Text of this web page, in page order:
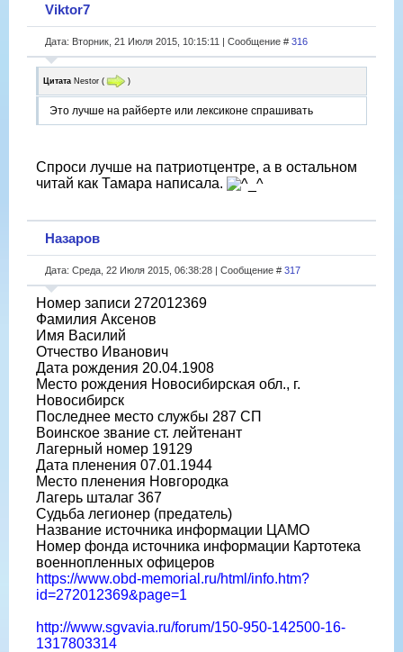
Viktor7
Дата: Вторник, 21 Июля 2015, 10:15:11 | Сообщение # 316
Цитата Nestor ( )
Это лучше на райберте или лексиконе спрашивать
Спроси лучше на патриотцентре, а в остальном
читай как Тамара написала.
Назаров
Дата: Среда, 22 Июля 2015, 06:38:28 | Сообщение # 317
Номер записи 272012369
Фамилия Аксенов
Имя Василий
Отчество Иванович
Дата рождения 20.04.1908
Место рождения Новосибирская обл., г.
Новосибирск
Последнее место службы 287 СП
Воинское звание ст. лейтенант
Лагерный номер 19129
Дата пленения 07.01.1944
Место пленения Новгородка
Лагерь шталаг 367
Судьба легионер (предатель)
Название источника информации ЦАМО
Номер фонда источника информации Картотека
военнопленных офицеров
https://www.obd-memorial.ru/html/info.htm?
id=272012369&page=1
http://www.sgvavia.ru/forum/150-950-142500-16-
1317803314